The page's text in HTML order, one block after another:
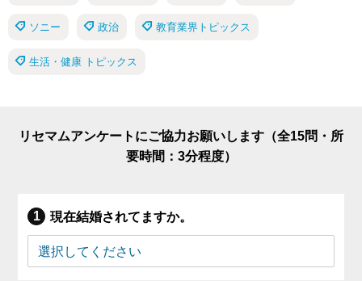
ソニー 政治 教育業界トピックス
生活・健康 トピックス
リセマムアンケートにご協力お願いします（全15問・所
要時間：3分程度）
現在結婚されてますか。